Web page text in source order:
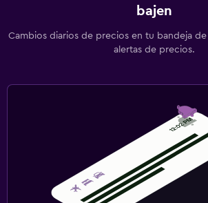
bajen
Cambios diarios de precios en tu bandeja
alertas de precios.